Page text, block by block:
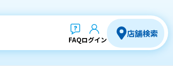
FAQログイン
店舗検索